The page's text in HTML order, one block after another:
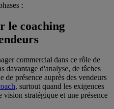
:
le coaching
commercial dans ce rôle de
davantage d'analyse, de tâches
de présence auprès des vendeurs
, surtout quand les exigences
stratégique et une présence